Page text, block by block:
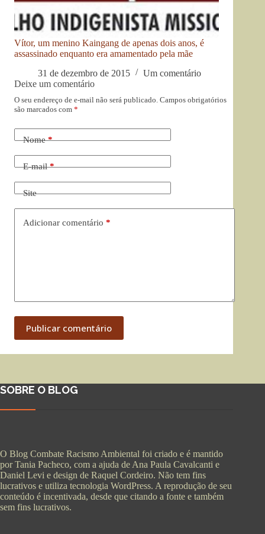
Vítor, um menino Kaingang de apenas dois anos, é
assassinado enquanto era amamentado pela mãe
31 de dezembro de 2015
Um comentário
Deixe um comentário
O seu endereço de e-mail não será publicado. Campos obrigatórios
são marcados com *
Nome*
E-mail*
Site
Adicionar comentário *
Publicar comentário
SOBRE O BLOG
O Blog Combate Racismo Ambiental foi criado e é mantido
por Tania Pacheco, com a ajuda de Ana Paula Cavalcanti e
Daniel Levi e design de Raquel Cordeiro. Não tem fins
lucrativos e utiliza tecnologia WordPress. A reprodução de seu
conteúdo é incentivada, desde que citando a fonte e também
sem fins lucrativos.